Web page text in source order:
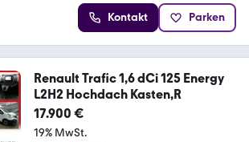
Kontakt Parken
Renault Trafic 1,6 dCi 125 Energy
L2H2 Hochdach Kasten,R
17.900 €
19% MwSt.